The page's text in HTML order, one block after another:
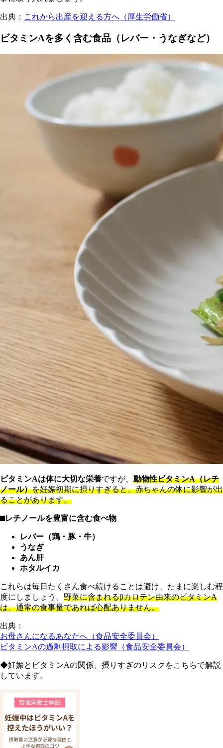
出典： これから出産を迎える方へ（厚生労働省）
ビタミンAを多く含む食品（レバー・うなぎなど）
ビタミンAは体に大切な栄養ですが、 動物性ビタミンA（レチ
ノール）を妊娠初期に摂りすぎると、赤ちゃんの体に影響が出
ることがあります。
⬛︎レチノールを豊富に含む食べ物
レバー（鶏・豚・牛）
うなぎ
あん肝
ホタルイカ
これらは毎日たくさん食べ続けることは避け、たまに楽しむ程
度にしましょう。 野菜に含まれるβカロテン由来のビタミンA
は、通常の食事量であれば心配ありません。
出典：
お母さんになるあなたへ（食品安全委員会）
ビタミンAの過剰摂取による影響（食品安全委員会）
◆妊娠とビタミンAの関係、摂りすぎのリスクをこちらで解説
しています。